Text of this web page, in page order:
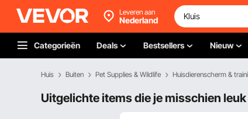
Leveren aan
Nederland
Categorieën Deals Bestsellers Nieuw
Huis Buiten Pet Supplies & Wildlife Huisdierenscherm &
Uitgelichte items die je misschien